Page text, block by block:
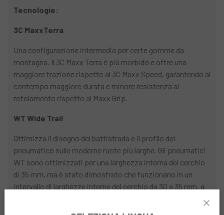
Tecnologie:
3C MaxxTerra
Una configurazione intermedia per certe gomme da
montagna. Il 3C Maxx Terra è più morbido e offre una
maggiore trazione rispetto al 3C Maxx Speed, garantendo al
contempo maggiore durata e minore resistenza al
rotolamento rispetto al Maxx Grip.
WT Wide Trail
Ottimizza il disegno del battistrada e il profilo del
pneumatico sulle moderne ruote più larghe. Gli pneumatici
WT sono ottimizzati per una larghezza interna del cerchio
di 35 mm, ma è stato dimostrato che funzionano in un
intervallo di larghezze interne del cerchio da 30 a 35 mm, a